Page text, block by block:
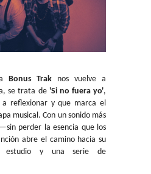
Bonus Trak nos vuelve a
se trata de 'Si no fuera yo',
reflexionar y que marca el
musical. Con un sonido más
perder la esencia que los
abre el camino hacia su
estudio y una serie de